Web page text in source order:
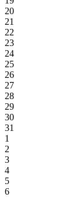
20
21
22
23
24
25
26
27
28
29
30
31
1
2
3
4
5
6